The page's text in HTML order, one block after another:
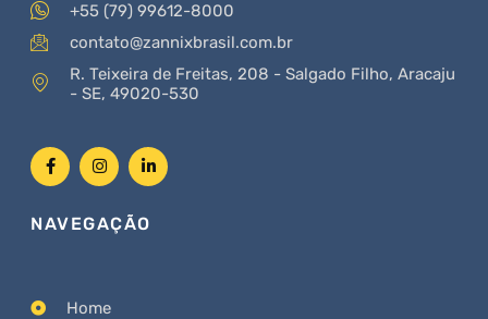
+55 (79) 99612-8000
contato@zannixbrasil.com.br
R. Teixeira de Freitas, 208 - Salgado Filho, Aracaju
- SE, 49020-530
NAVEGAÇÃO
Home